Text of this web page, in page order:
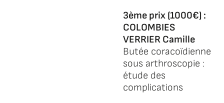
3ème prix (1000€) :
COLOMBIES
VERRIER Camille
Butée coracoïdienne
sous arthroscopie :
étude des
complications